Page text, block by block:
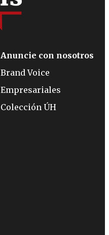
Anuncie con nosotros
Brand Voice
Empresariales
Colección ÚH